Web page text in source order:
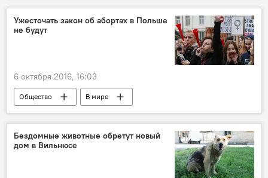
Ужесточать закон об абортах в Польше
не будут
6 октября 2016, 16:03
Общество В мире
Бездомные животные обретут новый
дом в Вильнюсе